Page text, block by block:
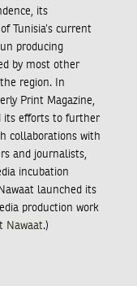
its
Tunisia’s current
producing
by most other
region. In
Print Magazine,
its efforts to further
collaborations with
and journalists,
incubation
launched its
production work
Nawaat.)